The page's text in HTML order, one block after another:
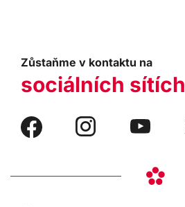
Zůstaňme v kontaktu na
sociálních sítích